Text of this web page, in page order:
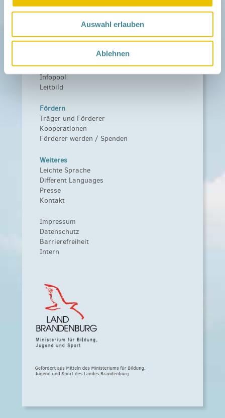
Auswahl erlauben
Ablehnen
Aktuelles
Netzwerk-Nachrichten
Aktuelle Termine
Über das Netzwerk
Das Familienhandbuch
Infopool
Leitbild
Fördern
Träger und Förderer
Kooperationen
Förderer werden / Spenden
Weiteres
Leichte Sprache
Different Languages
Presse
Kontakt
Impressum
Datenschutz
Barrierefreiheit
Intern